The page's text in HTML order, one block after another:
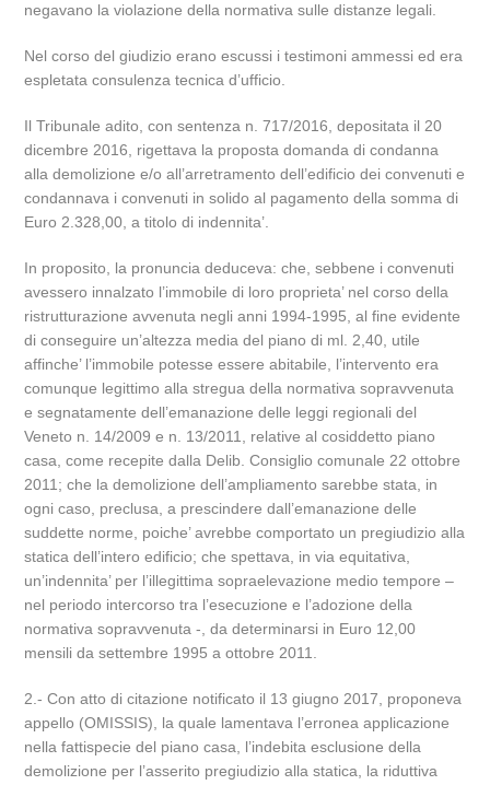
negavano la violazione della normativa sulle distanze legali.
Nel corso del giudizio erano escussi i testimoni ammessi ed era
espletata consulenza tecnica d’ufficio.
Il Tribunale adito, con sentenza n. 717/2016, depositata il 20
dicembre 2016, rigettava la proposta domanda di condanna
alla demolizione e/o all’arretramento dell’edificio dei convenuti e
condannava i convenuti in solido al pagamento della somma di
Euro 2.328,00, a titolo di indennita’.
In proposito, la pronuncia deduceva: che, sebbene i convenuti
avessero innalzato l’immobile di loro proprieta’ nel corso della
ristrutturazione avvenuta negli anni 1994-1995, al fine evidente
di conseguire un’altezza media del piano di ml. 2,40, utile
affinche’ l’immobile potesse essere abitabile, l’intervento era
comunque legittimo alla stregua della normativa sopravvenuta
e segnatamente dell’emanazione delle leggi regionali del
Veneto n. 14/2009 e n. 13/2011, relative al cosiddetto piano
casa, come recepite dalla Delib. Consiglio comunale 22 ottobre
2011; che la demolizione dell’ampliamento sarebbe stata, in
ogni caso, preclusa, a prescindere dall’emanazione delle
suddette norme, poiche’ avrebbe comportato un pregiudizio alla
statica dell’intero edificio; che spettava, in via equitativa,
un’indennita’ per l’illegittima sopraelevazione medio tempore –
nel periodo intercorso tra l’esecuzione e l’adozione della
normativa sopravvenuta -, da determinarsi in Euro 12,00
mensili da settembre 1995 a ottobre 2011.
2.- Con atto di citazione notificato il 13 giugno 2017, proponeva
appello (OMISSIS), la quale lamentava l’erronea applicazione
nella fattispecie del piano casa, l’indebita esclusione della
demolizione per l’asserito pregiudizio alla statica, la riduttiva